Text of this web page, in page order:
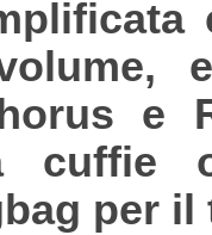
e
cuffie
per il